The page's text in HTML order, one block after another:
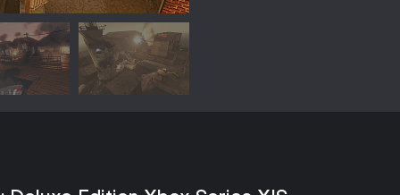
ampliando o arsenal com itens
Modos de Jogo